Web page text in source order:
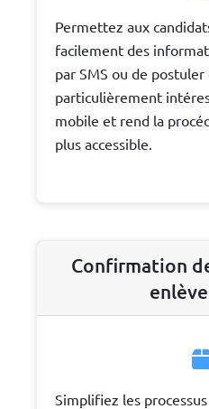
Permettez aux
facilement des
par SMS ou de
particulièrement
mobile et rend la
plus accessible.
Confirmation
Simplifiez les